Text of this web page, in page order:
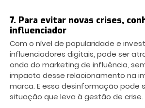
7. Para evitar novas crises,
influenciador
Com o nível de popularidade e
influenciadores digitais, pode ser
onda do marketing de influência,
impacto desse relacionamento na
marca. E essa desinformação pode
situação que leva à gestão de crise.